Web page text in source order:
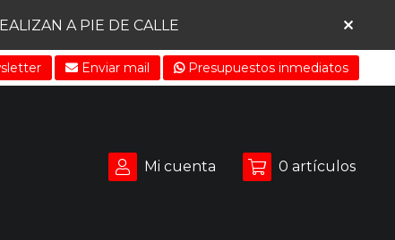
A PIE DE CALLE
Enviar mail Presupuestos inmediatos
Mi cuenta 0 artículos